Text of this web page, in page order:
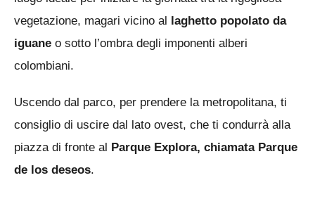
vegetazione, magari vicino al laghetto popolato da
iguane o sotto l’ombra degli imponenti alberi
colombiani.
Uscendo dal parco, per prendere la metropolitana, ti
consiglio di uscire dal lato ovest, che ti condurrà alla
piazza di fronte al Parque Explora, chiamata Parque
de los deseos.